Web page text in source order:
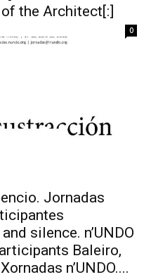
the Architect[:]
0
Jornadas
silence. n’UNDO
Baleiro,
n’UNDO....